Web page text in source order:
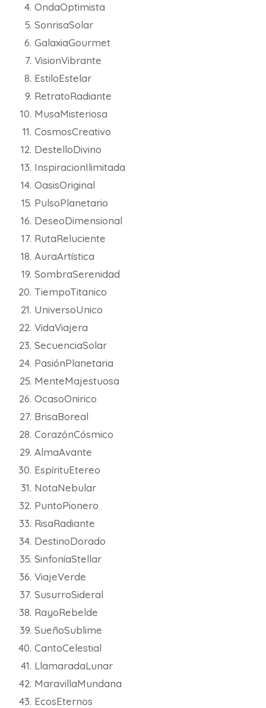
OndaOptimista
SonrisaSolar
GalaxiaGourmet
VisionVibrante
EstiloEstelar
RetratoRadiante
MusaMisteriosa
CosmosCreativo
DestelloDivino
InspiracionIlimitada
OasisOriginal
PulsoPlanetario
DeseoDimensional
RutaReluciente
AuraArtística
SombraSerenidad
TiempoTitanico
UniversoUnico
VidaViajera
SecuenciaSolar
PasiónPlanetaria
MenteMajestuosa
OcasoOnirico
BrisaBoreal
CorazónCósmico
AlmaAvante
EspírituEtereo
NotaNebular
PuntoPionero
RisaRadiante
DestinoDorado
SinfoníaStellar
ViajeVerde
SusurroSideral
RayoRebelde
SueñoSublime
CantoCelestial
LlamaradaLunar
MaravillaMundana
EcosEternos